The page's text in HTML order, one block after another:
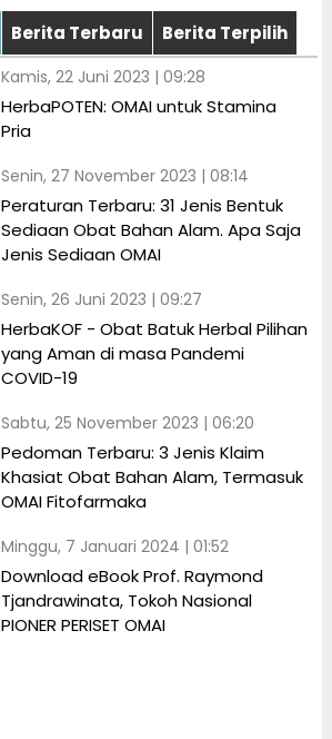
Berita Terbaru Berita Terpilih
Kamis, 22 Juni 2023 | 09:28
HerbaPOTEN: OMAI untuk Stamina
Pria
Senin, 27 November 2023 | 08:14
Peraturan Terbaru: 31 Jenis Bentuk
Sediaan Obat Bahan Alam. Apa Saja
Jenis Sediaan OMAI
Senin, 26 Juni 2023 | 09:27
HerbaKOF - Obat Batuk Herbal Pilihan
yang Aman di masa Pandemi
COVID-19
Sabtu, 25 November 2023 | 06:20
Pedoman Terbaru: 3 Jenis Klaim
Khasiat Obat Bahan Alam, Termasuk
OMAI Fitofarmaka
Minggu, 7 Januari 2024 | 01:52
Download eBook Prof. Raymond
Tjandrawinata, Tokoh Nasional
PIONER PERISET OMAI